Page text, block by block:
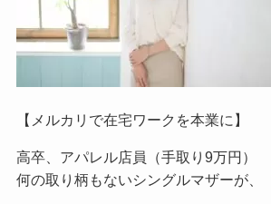
【メルカリで在宅ワークを本業に】
高卒、アパレル店員（手取り9万円）
何の取り柄もないシングルマザーが、